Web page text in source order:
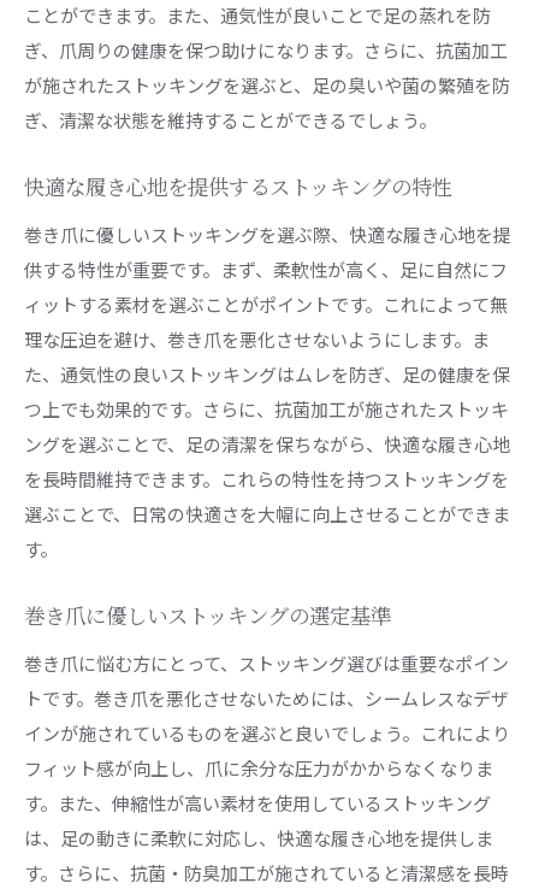
ことができます。また、通気性が良いことで足の蒸れを防
ぎ、爪周りの健康を保つ助けになります。さらに、抗菌加工
が施されたストッキングを選ぶと、足の臭いや菌の繁殖を防
ぎ、清潔な状態を維持することができるでしょう。
快適な履き心地を提供するストッキングの特性
巻き爪に優しいストッキングを選ぶ際、快適な履き心地を提
供する特性が重要です。まず、柔軟性が高く、足に自然にフ
ィットする素材を選ぶことがポイントです。これによって無
理な圧迫を避け、巻き爪を悪化させないようにします。ま
た、通気性の良いストッキングはムレを防ぎ、足の健康を保
つ上でも効果的です。さらに、抗菌加工が施されたストッキ
ングを選ぶことで、足の清潔を保ちながら、快適な履き心地
を長時間維持できます。これらの特性を持つストッキングを
選ぶことで、日常の快適さを大幅に向上させることができま
す。
巻き爪に優しいストッキングの選定基準
巻き爪に悩む方にとって、ストッキング選びは重要なポイン
トです。巻き爪を悪化させないためには、シームレスなデザ
インが施されているものを選ぶと良いでしょう。これにより
フィット感が向上し、爪に余分な圧力がかからなくなりま
す。また、伸縮性が高い素材を使用しているストッキング
は、足の動きに柔軟に対応し、快適な履き心地を提供しま
す。さらに、抗菌・防臭加工が施されていると清潔感を長時